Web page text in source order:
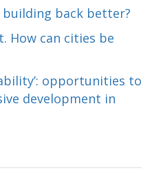
back better?
How can cities be
opportunities to
development in